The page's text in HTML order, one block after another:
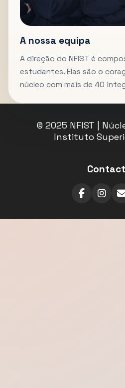
A nossa equipa
A direção do NFIST é
estudantes. Elas são o
núcleo com mais de 40
© 2025 NFIST |
Instituto